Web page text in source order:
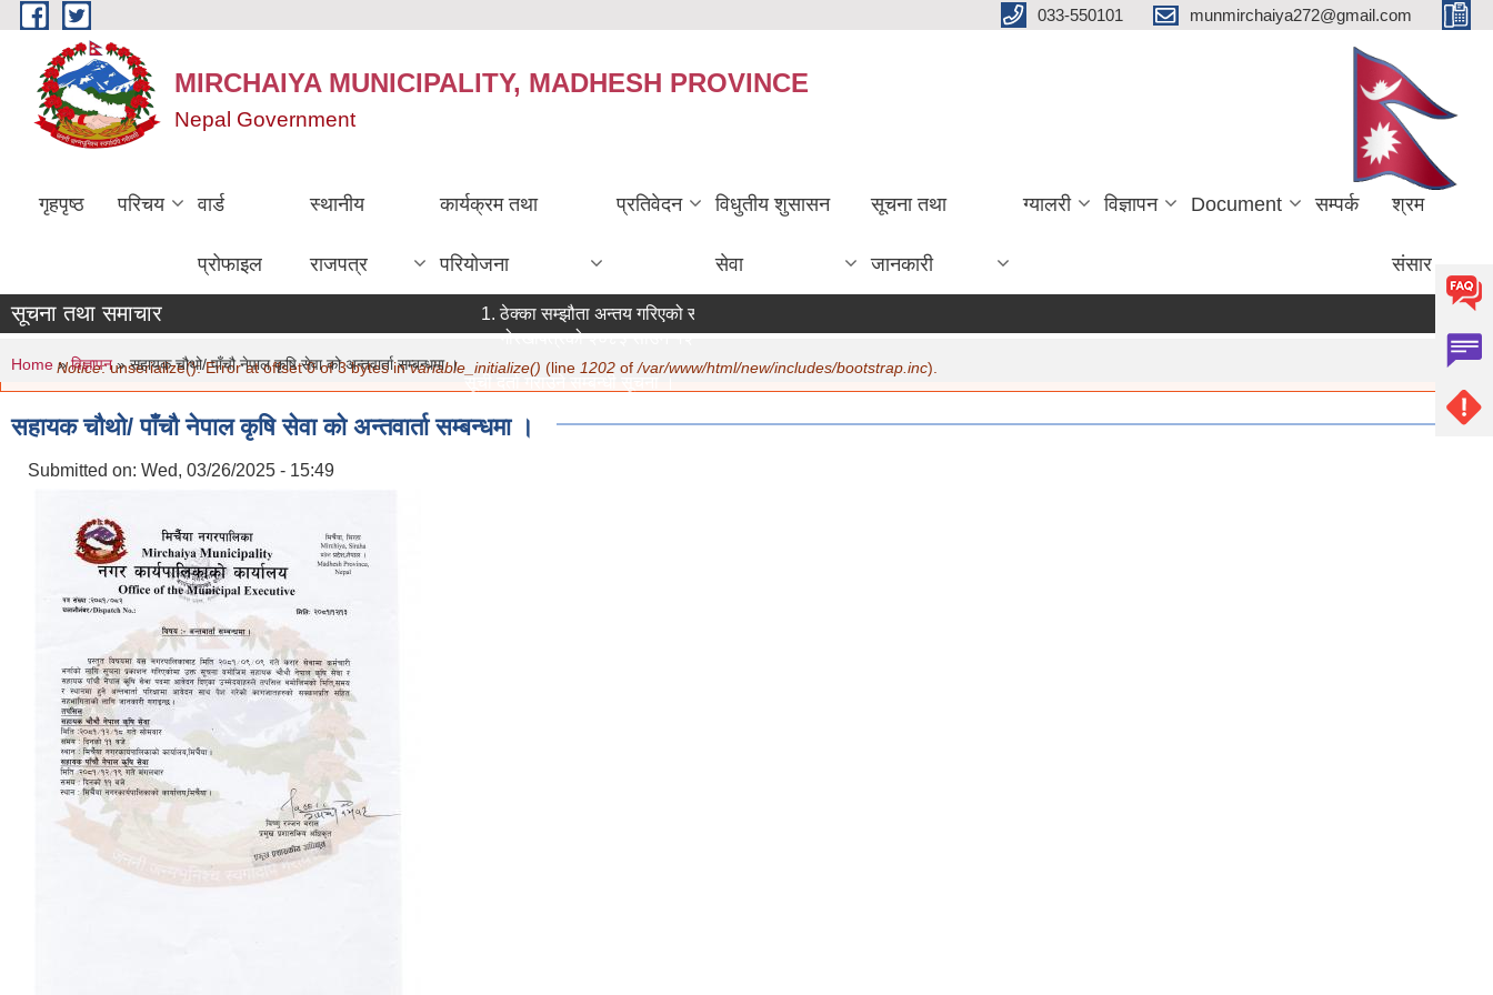
Skip to main content 033-550101 munmirchaiya272@gmail.com
MIRCHAIYA MUNICIPALITY, MADHESH PROVINCE
Nepal Government
गृहपृष्ठ परिचय वार्ड
प्रोफाइल
स्थानीय
राजपत्र
कार्यक्रम तथा
परियोजना
प्रतिवेदन विधुतीय शुसासन
सेवा
सूचना तथा
जानकारी
ग्यालरी विज्ञापन Document सम्पर्क श्रम
संसार
सूचना तथा समाचार
ठेक्का सम्झौता अन्तय गरिएको सम्बन्धी सूचना ।
गोरखापत्रको २०८३ साउन १२ गते मा सूचना प्रकाशन ।
सूची दर्ता गराउने सम्बन्धी सूचना ।
नविकरण सम्बन्धमा ।
Error message
Notice: unserialize(): Error at offset 0 of 3 bytes invariable_initialize() (line 1202 of/var/www/html/new/includes/bootstrap.inc).
You are here
Home »विज्ञापन» सहायक चौथो/ पाँचौ नेपाल कृषि सेवा को अन्तवार्ता सम्बन्धमा ।
सहायक चौथो/ पाँचौ नेपाल कृषि सेवा को अन्तवार्ता सम्बन्धमा ।
Submitted on: Wed, 03/26/2025 - 15:49